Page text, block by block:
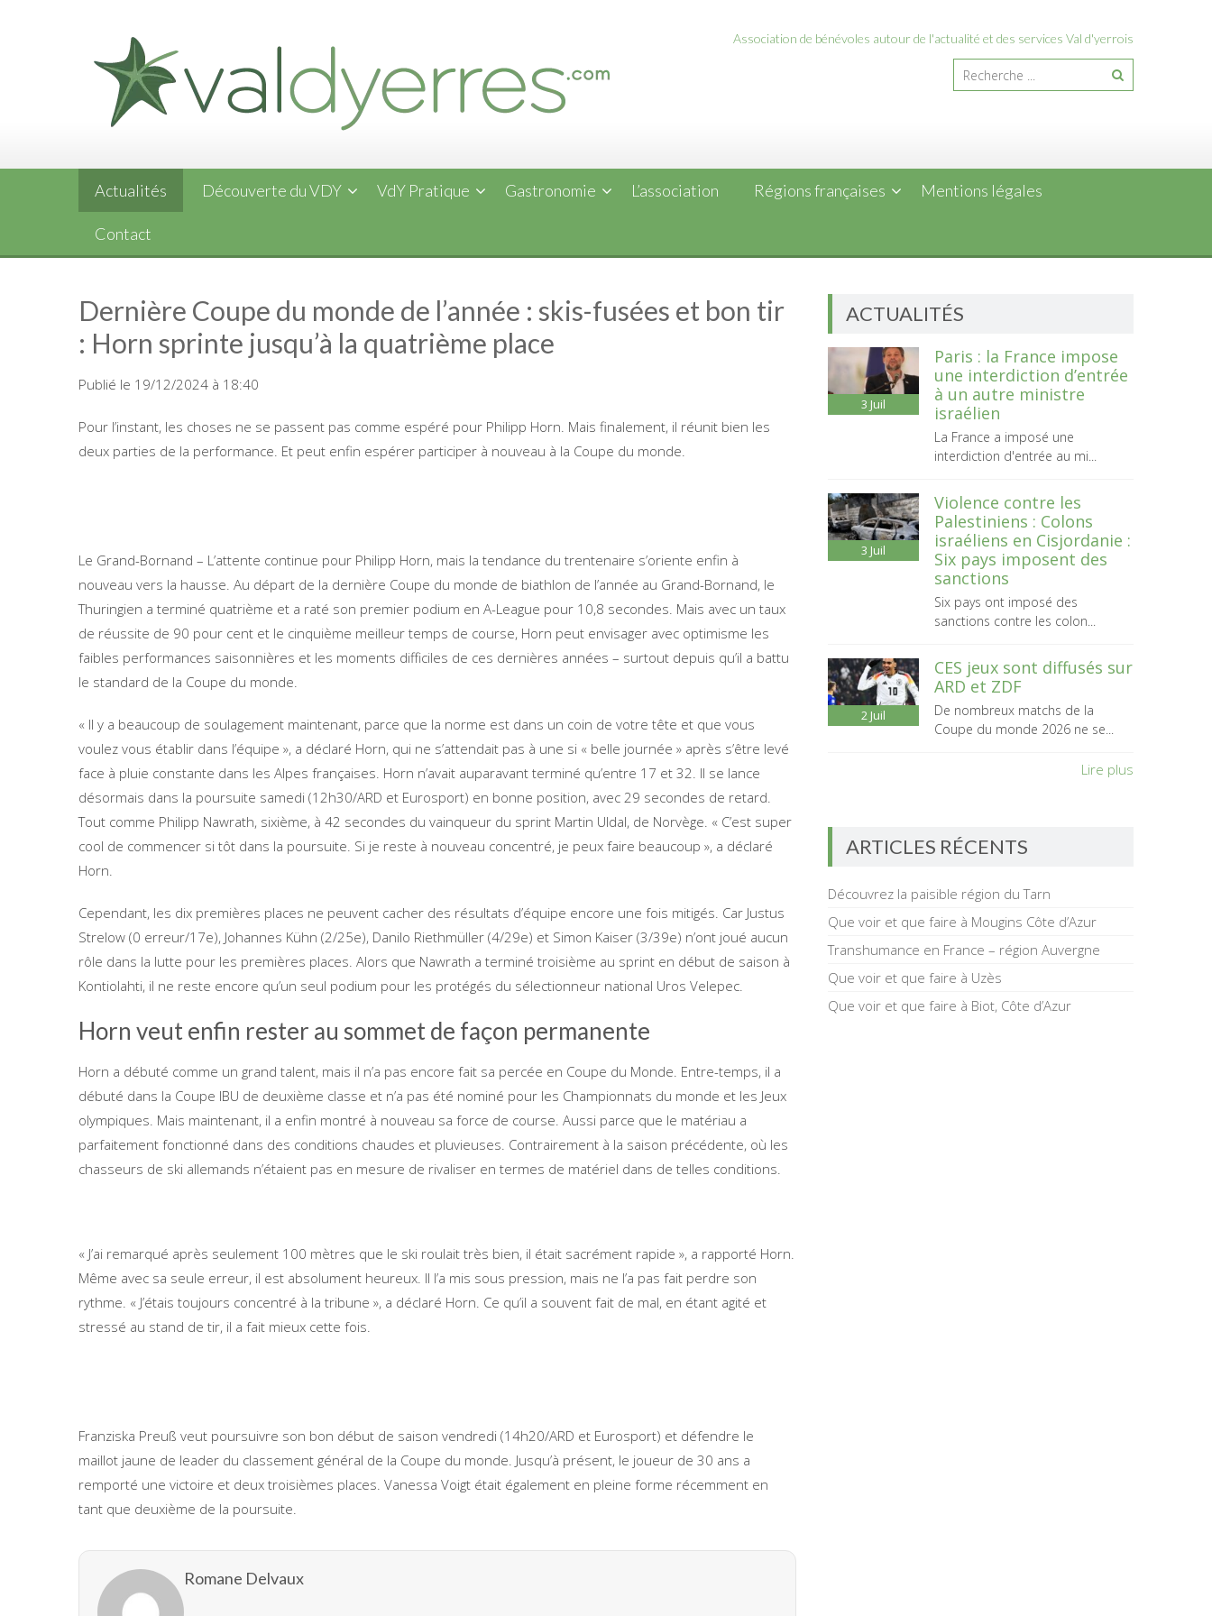
Association de bénévoles autour de l'actualité et des services Val d'yerrois
Actualités Découverte du VDY VdY Pratique Gastronomie L’association Régions françaises Mentions légales
Contact
Dernière Coupe du monde de l’année : skis-fusées et bon tir
: Horn sprinte jusqu’à la quatrième place
Publié le 19/12/2024 à 18:40
Pour l’instant, les choses ne se passent pas comme espéré pour Philipp Horn. Mais finalement, il réunit bien les
deux parties de la performance. Et peut enfin espérer participer à nouveau à la Coupe du monde.
Le Grand-Bornand – L’attente continue pour Philipp Horn, mais la tendance du trentenaire s’oriente enfin à
nouveau vers la hausse. Au départ de la dernière Coupe du monde de biathlon de l’année au Grand-Bornand, le
Thuringien a terminé quatrième et a raté son premier podium en A-League pour 10,8 secondes. Mais avec un taux
de réussite de 90 pour cent et le cinquième meilleur temps de course, Horn peut envisager avec optimisme les
faibles performances saisonnières et les moments difficiles de ces dernières années – surtout depuis qu’il a battu
le standard de la Coupe du monde.
« Il y a beaucoup de soulagement maintenant, parce que la norme est dans un coin de votre tête et que vous
voulez vous établir dans l’équipe », a déclaré Horn, qui ne s’attendait pas à une si « belle journée » après s’être levé
face à pluie constante dans les Alpes françaises. Horn n’avait auparavant terminé qu’entre 17 et 32. Il se lance
désormais dans la poursuite samedi (12h30/ARD et Eurosport) en bonne position, avec 29 secondes de retard.
Tout comme Philipp Nawrath, sixième, à 42 secondes du vainqueur du sprint Martin Uldal, de Norvège. « C’est super
cool de commencer si tôt dans la poursuite. Si je reste à nouveau concentré, je peux faire beaucoup », a déclaré
Horn.
Cependant, les dix premières places ne peuvent cacher des résultats d’équipe encore une fois mitigés. Car Justus
Strelow (0 erreur/17e), Johannes Kühn (2/25e), Danilo Riethmüller (4/29e) et Simon Kaiser (3/39e) n’ont joué aucun
rôle dans la lutte pour les premières places. Alors que Nawrath a terminé troisième au sprint en début de saison à
Kontiolahti, il ne reste encore qu’un seul podium pour les protégés du sélectionneur national Uros Velepec.
Horn veut enfin rester au sommet de façon permanente
Horn a débuté comme un grand talent, mais il n’a pas encore fait sa percée en Coupe du Monde. Entre-temps, il a
débuté dans la Coupe IBU de deuxième classe et n’a pas été nominé pour les Championnats du monde et les Jeux
olympiques. Mais maintenant, il a enfin montré à nouveau sa force de course. Aussi parce que le matériau a
parfaitement fonctionné dans des conditions chaudes et pluvieuses. Contrairement à la saison précédente, où les
chasseurs de ski allemands n’étaient pas en mesure de rivaliser en termes de matériel dans de telles conditions.
« J’ai remarqué après seulement 100 mètres que le ski roulait très bien, il était sacrément rapide », a rapporté Horn.
Même avec sa seule erreur, il est absolument heureux. Il l’a mis sous pression, mais ne l’a pas fait perdre son
rythme. « J’étais toujours concentré à la tribune », a déclaré Horn. Ce qu’il a souvent fait de mal, en étant agité et
stressé au stand de tir, il a fait mieux cette fois.
Franziska Preuß veut poursuivre son bon début de saison vendredi (14h20/ARD et Eurosport) et défendre le
maillot jaune de leader du classement général de la Coupe du monde. Jusqu’à présent, le joueur de 30 ans a
remporté une victoire et deux troisièmes places. Vanessa Voigt était également en pleine forme récemment en
tant que deuxième de la poursuite.
Romane Delvaux
ACTUALITÉS
3 Juil
Paris : la France impose
une interdiction d’entrée
à un autre ministre
israélien
La France a imposé une
interdiction d'entrée au mi...
3 Juil
Violence contre les
Palestiniens : Colons
israéliens en Cisjordanie :
Six pays imposent des
sanctions
Six pays ont imposé des
sanctions contre les colon...
2 Juil
CES jeux sont diffusés sur
ARD et ZDF
De nombreux matchs de la
Coupe du monde 2026 ne se...
Lire plus
ARTICLES RÉCENTS
Découvrez la paisible région du Tarn
Que voir et que faire à Mougins Côte d’Azur
Transhumance en France – région Auvergne
Que voir et que faire à Uzès
Que voir et que faire à Biot, Côte d’Azur